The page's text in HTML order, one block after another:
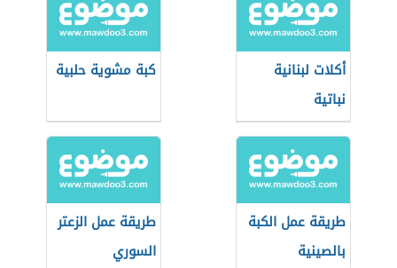
أكلات لبنانية
نباتية
كبة مشوية حلبية
طريقة عمل الكبة
بالصينية
طريقة عمل الزعتر
السوري